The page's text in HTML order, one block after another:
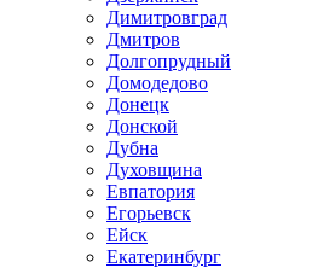
Димитровград
Дмитров
Долгопрудный
Домодедово
Донецк
Донской
Дубна
Духовщина
Евпатория
Егорьевск
Ейск
Екатеринбург